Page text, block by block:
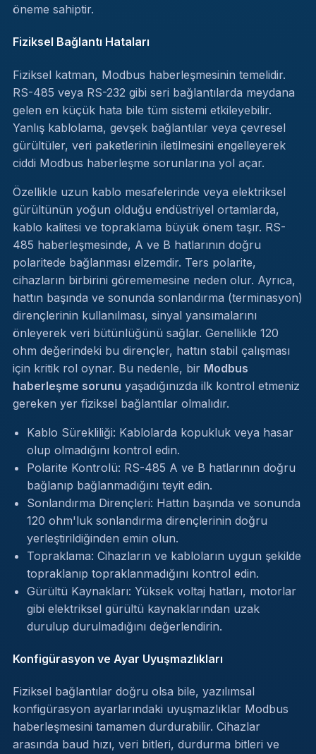
öneme sahiptir.
Fiziksel Bağlantı Hataları
Fiziksel katman, Modbus haberleşmesinin temelidir.
RS-485 veya RS-232 gibi seri bağlantılarda meydana
gelen en küçük hata bile tüm sistemi etkileyebilir.
Yanlış kablolama, gevşek bağlantılar veya çevresel
gürültüler, veri paketlerinin iletilmesini engelleyerek
ciddi Modbus haberleşme sorunlarına yol açar.
Özellikle uzun kablo mesafelerinde veya elektriksel
gürültünün yoğun olduğu endüstriyel ortamlarda,
kablo kalitesi ve topraklama büyük önem taşır. RS-
485 haberleşmesinde, A ve B hatlarının doğru
polaritede bağlanması elzemdir. Ters polarite,
cihazların birbirini görememesine neden olur. Ayrıca,
hattın başında ve sonunda sonlandırma (terminasyon)
dirençlerinin kullanılması, sinyal yansımalarını
önleyerek veri bütünlüğünü sağlar. Genellikle 120
ohm değerindeki bu dirençler, hattın stabil çalışması
için kritik rol oynar. Bu nedenle, bir Modbus
haberleşme sorunu yaşadığınızda ilk kontrol etmeniz
gereken yer fiziksel bağlantılar olmalıdır.
Kablo Sürekliliği: Kablolarda kopukluk veya hasar
olup olmadığını kontrol edin.
Polarite Kontrolü: RS-485 A ve B hatlarının doğru
bağlanıp bağlanmadığını teyit edin.
Sonlandırma Dirençleri: Hattın başında ve sonunda
120 ohm'luk sonlandırma dirençlerinin doğru
yerleştirildiğinden emin olun.
Topraklama: Cihazların ve kabloların uygun şekilde
topraklanıp topraklanmadığını kontrol edin.
Gürültü Kaynakları: Yüksek voltaj hatları, motorlar
gibi elektriksel gürültü kaynaklarından uzak
durulup durulmadığını değerlendirin.
Konfigürasyon ve Ayar Uyuşmazlıkları
Fiziksel bağlantılar doğru olsa bile, yazılımsal
konfigürasyon ayarlarındaki uyuşmazlıklar Modbus
haberleşmesini tamamen durdurabilir. Cihazlar
arasında baud hızı, veri bitleri, durdurma bitleri ve